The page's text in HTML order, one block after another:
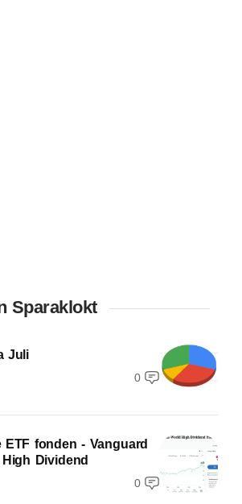
Sparaklokt
Juli
0
ETF fonden - Vanguard
Dividend
0